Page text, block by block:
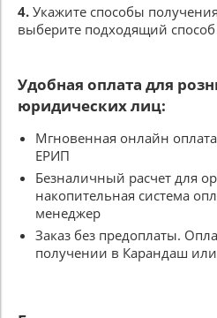
4. Укажите способы
выберите подходящий
Удобная оплата для
юридических лиц:
Мгновенная онлайн
ЕРИП
Безналичный расчет для
накопительная система
менеджер
Заказ без предоплаты.
получении в Карандаш